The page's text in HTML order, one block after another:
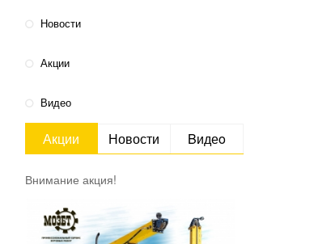
Новости
Акции
Видео
Акции Новости Bидеo
Внимание акция!